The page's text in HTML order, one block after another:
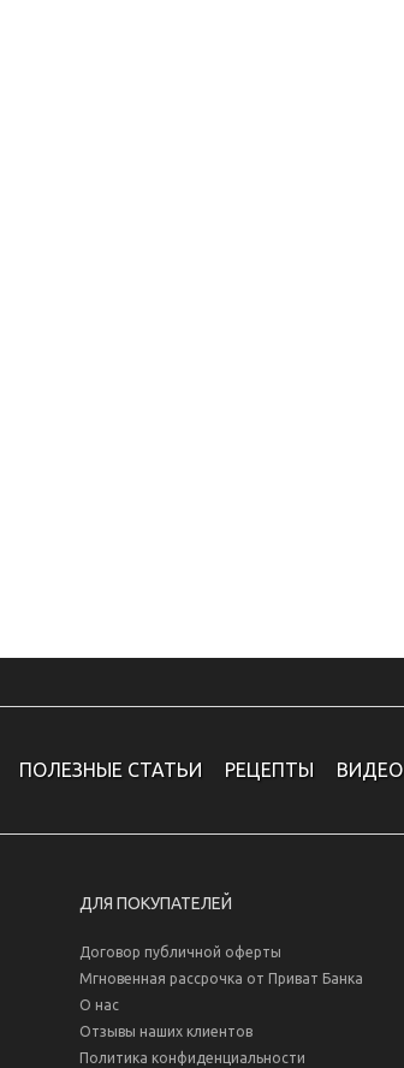
ПОЛЕЗНЫЕ СТАТЬИ РЕЦЕПТЫ ВИДЕО
ДЛЯ ПОКУПАТЕЛЕЙ
Договор публичной оферты
Мгновенная рассрочка от Приват Банка
О нас
Отзывы наших клиентов
Политика конфиденциальности